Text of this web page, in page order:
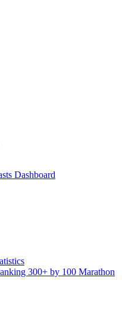
Dashboard
300+ by 100 Marathon